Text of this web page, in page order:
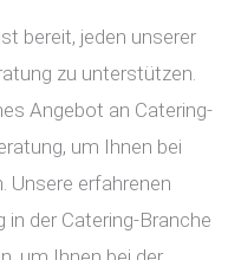
bereit, jeden unserer
zu unterstützen.
Angebot an Catering-
um Ihnen bei
Unsere erfahrenen
in der Catering-Branche